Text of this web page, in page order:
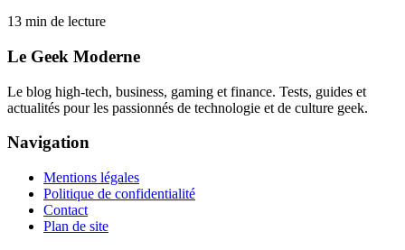
13 min de lecture
Le Geek Moderne
Le blog high-tech, business, gaming et finance. Tests, guides et
actualités pour les passionnés de technologie et de culture geek.
Navigation
Mentions légales
Politique de confidentialité
Contact
Plan de site